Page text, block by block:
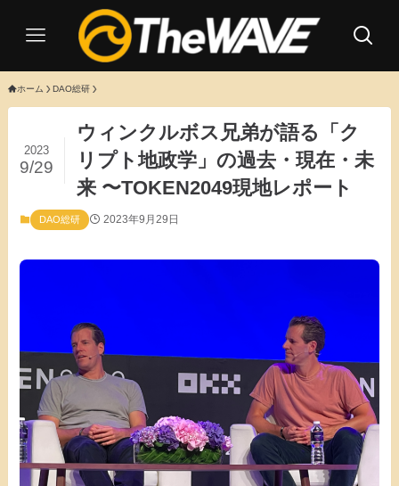
ホーム DAO総研
ウィンクルボス兄弟が語る「ク
リプト地政学」の過去・現在・未
来 〜TOKEN2049現地レポート
2023
9/29
DAO総研 2023年9月29日